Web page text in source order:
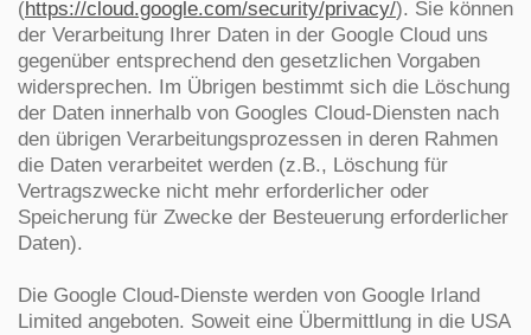
(https://cloud.google.com/security/privacy/). Sie können
der Verarbeitung Ihrer Daten in der Google Cloud uns
gegenüber entsprechend den gesetzlichen Vorgaben
widersprechen. Im Übrigen bestimmt sich die Löschung
der Daten innerhalb von Googles Cloud-Diensten nach
den übrigen Verarbeitungsprozessen in deren Rahmen
die Daten verarbeitet werden (z.B., Löschung für
Vertragszwecke nicht mehr erforderlicher oder
Speicherung für Zwecke der Besteuerung erforderlicher
Daten).
Die Google Cloud-Dienste werden von Google Irland
Limited angeboten. Soweit eine Übermittlung in die USA